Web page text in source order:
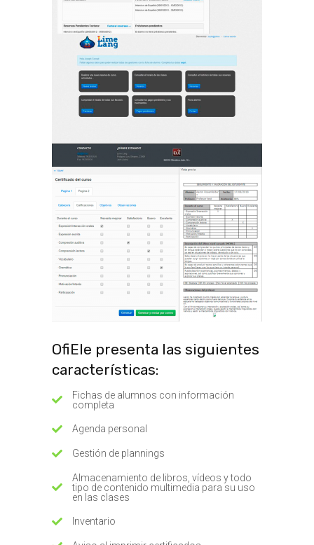
OfiEle presenta las siguientes
características:
Fichas de alumnos con información
completa
Agenda personal
Gestión de plannings
Almacenamiento de libros, vídeos y todo
tipo de contenido multimedia para su uso
en las clases
Inventario